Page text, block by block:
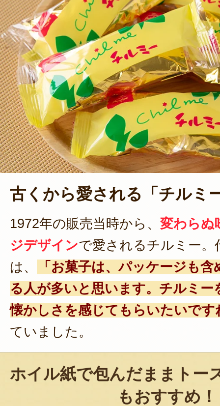
古くから愛される「チルミ
1972年の販売当時から、 変わらぬ
ジデザインで愛されるチルミー。
は、
「お菓子は、パッケージも
る人が多いと思います。チルミー
懐かしさを感じてもらいたいです
ていました。
ホイル紙で包んだままトー
もおすすめ！